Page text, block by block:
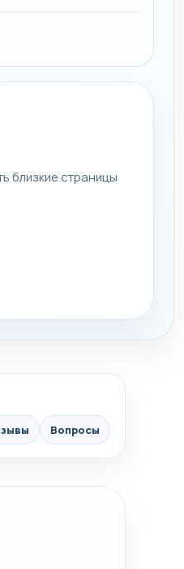
близкие страницы
Вопросы